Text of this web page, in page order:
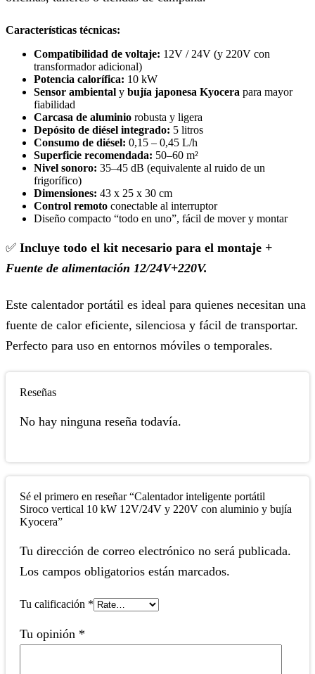
Características técnicas:
Compatibilidad de voltaje: 12V / 24V (y 220V con
transformador adicional)
Potencia calorífica: 10 kW
Sensor ambiental y bujía japonesa Kyocera para mayor
fiabilidad
Carcasa de aluminio robusta y ligera
Depósito de diésel integrado: 5 litros
Consumo de diésel: 0,15 – 0,45 L/h
Superficie recomendada: 50–60 m²
Nivel sonoro: 35–45 dB (equivalente al ruido de un
frigorífico)
Dimensiones: 43 x 25 x 30 cm
Control remoto conectable al interruptor
Diseño compacto “todo en uno”, fácil de mover y montar
✅ Incluye todo el kit necesario para el montaje +
Fuente de alimentación 12/24V+220V.
Este calentador portátil es ideal para quienes necesitan una
fuente de calor eficiente, silenciosa y fácil de transportar.
Perfecto para uso en entornos móviles o temporales.
Reseñas
No hay ninguna reseña todavía.
Sé el primero en reseñar “Calentador inteligente portátil
Siroco vertical 10 kW 12V/24V y 220V con aluminio y bujía
Kyocera”
Tu dirección de correo electrónico no será publicada.
Los campos obligatorios están marcados.
Tu calificación *
Tu opinión *